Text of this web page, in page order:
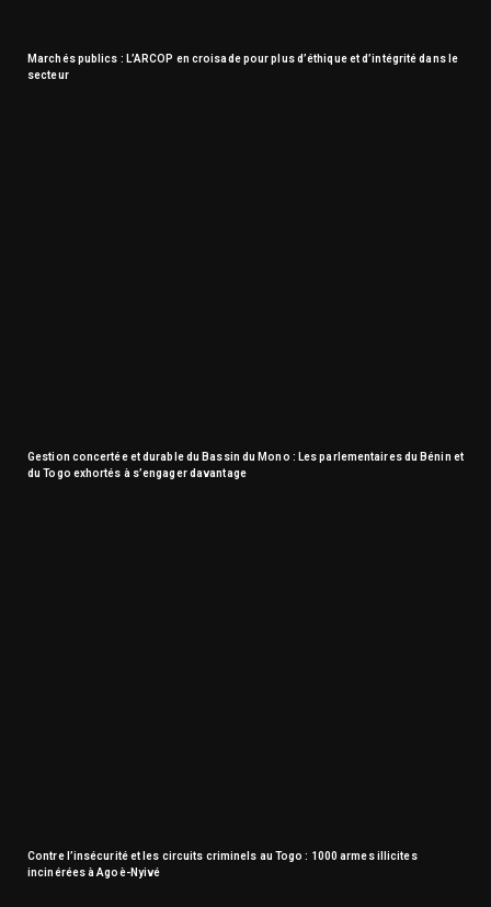
Marchés publics : L’ARCOP en croisade pour plus d’éthique et d’intégrité dans le
secteur
Gestion concertée et durable du Bassin du Mono : Les parlementaires du Bénin et
du Togo exhortés à s’engager davantage
Contre l’insécurité et les circuits criminels au Togo : 1000 armes illicites
incinérées à Agoè-Nyivé